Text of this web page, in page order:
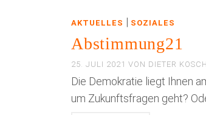
AKTUELLES | SOZIALES
Abstimmung21
25. JULI 2021 VON DIETER
Die Demokratie liegt Ihnen
um Zukunftsfragen geht?